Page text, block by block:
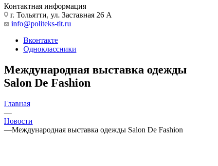
Контактная информация
г. Тольятти, ул. Заставная 26 А
info@politeks-tlt.ru
Вконтакте
Одноклассники
Международная выставка одежды
Salon De Fashion
Главная
—
Новости
—Международная выставка одежды Salon De Fashion